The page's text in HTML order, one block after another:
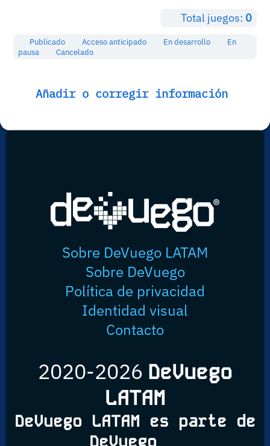
Total juegos: 0
Publicado Acceso anticipado En desarrollo
En
pausa
Cancelado
Añadir o corregir información
Sobre DeVuego LATAM
Sobre DeVuego
Política de privacidad
Identidad visual
Contacto
2020-2026 DeVuego
LATAM
DeVuego LATAM es parte de
DeVuego